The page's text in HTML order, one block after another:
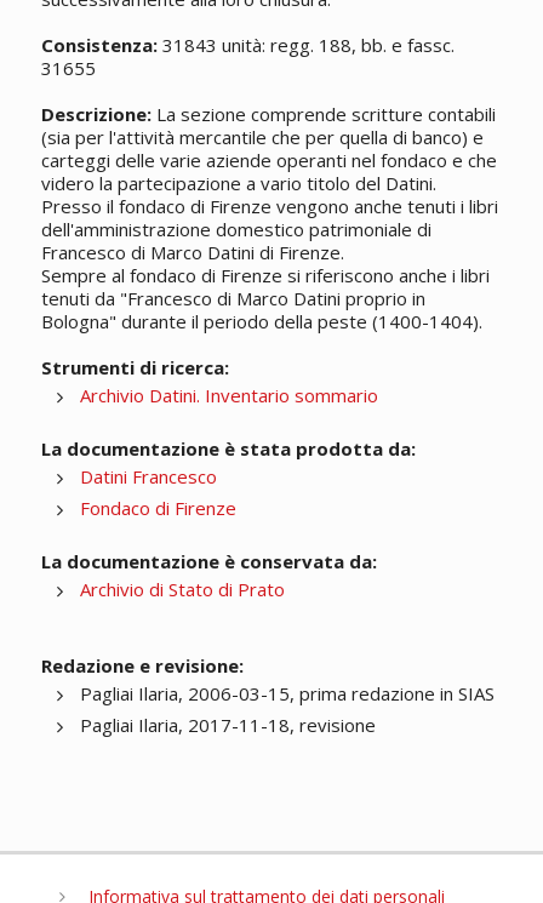
Consistenza:31843 unità: regg. 188, bb. e fassc.
31655
Descrizione:La sezione comprende scritture contabili
(sia per l'attività mercantile che per quella di banco) e
carteggi delle varie aziende operanti nel fondaco e che
videro la partecipazione a vario titolo del Datini.
Presso il fondaco di Firenze vengono anche tenuti i libri
dell'amministrazione domestico patrimoniale di
Francesco di Marco Datini di Firenze.
Sempre al fondaco di Firenze si riferiscono anche i libri
tenuti da "Francesco di Marco Datini proprio in
Bologna" durante il periodo della peste (1400-1404).
Strumenti di ricerca:
Archivio Datini. Inventario sommario
La documentazione è stata prodotta da:
Datini Francesco
Fondaco di Firenze
La documentazione è conservata da:
Archivio di Stato di Prato
Redazione e revisione:
Pagliai Ilaria, 2006-03-15, prima redazione in SIAS
Pagliai Ilaria, 2017-11-18, revisione
Informativa sul trattamento dei dati personali